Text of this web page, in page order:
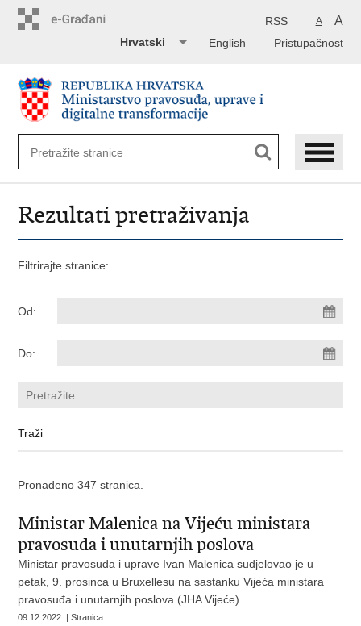
A A
RSS
Pristupačnost
English
Hrvatski
Rezultati pretraživanja
Filtrirajte stranice:
Od:
Do:
Pronađeno 347 stranica.
Ministar Malenica na Vijeću ministara
pravosuđa i unutarnjih poslova
Ministar pravosuđa i uprave Ivan Malenica sudjelovao je u
petak, 9. prosinca u Bruxellesu na sastanku Vijeća ministara
pravosuđa i unutarnjih poslova (JHA Vijeće).
09.12.2022. | Stranica